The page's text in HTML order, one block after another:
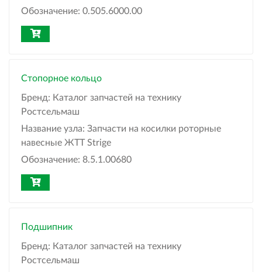
Обозначение: 0.505.6000.00
Стопорное кольцо
Бренд: Каталог запчастей на технику
Ростсельмаш
Название узла: Запчасти на косилки роторные
навесные ЖТТ Strige
Обозначение: 8.5.1.00680
Подшипник
Бренд: Каталог запчастей на технику
Ростсельмаш